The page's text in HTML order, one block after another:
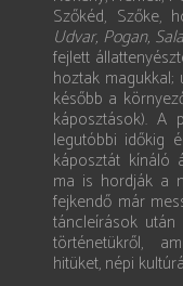
Szőkéd, Szőke,
Udvar, Pogan,
fejlett
hoztak
később a
káposztások). A
legutóbbi időkig
káposztát kínáló
ma is hordják a
fejkendő már
táncleírások
történetükről,
hitüket, népi